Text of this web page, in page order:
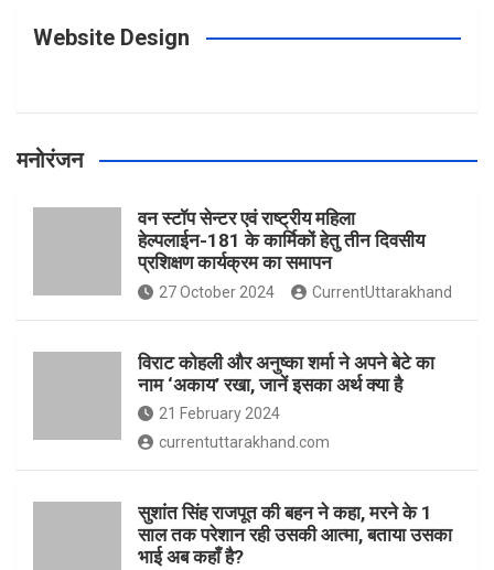
Website Design
मनोरंजन
वन स्टॉप सेन्टर एवं राष्ट्रीय महिला
हेल्पलाईन-181 के कार्मिकों हेतु तीन दिवसीय
प्रशिक्षण कार्यक्रम का समापन
27 October 2024 CurrentUttarakhand
विराट कोहली और अनुष्का शर्मा ने अपने बेटे का
नाम ‘अकाय’ रखा, जानें इसका अर्थ क्‍या है
21 February 2024
currentuttarakhand.com
सुशांत सिंह राजपूत की बहन ने कहा, मरने के 1
साल तक परेशान रही उसकी आत्मा, बताया उसका
भाई अब कहाँ है?